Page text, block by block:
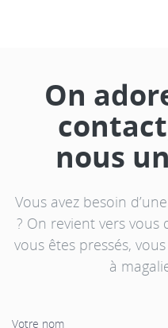
On
nous
Vous avez besoin
? On revient vers vous
vous êtes pressés,
à
Votre nom